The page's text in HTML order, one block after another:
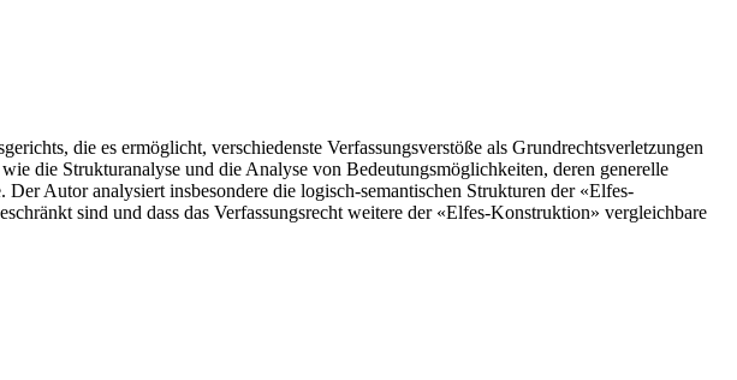
die es ermöglicht, verschiedenste Verfassungsverstöße als Grundrechtsverletzungen
die Strukturanalyse und die Analyse von Bedeutungsmöglichkeiten, deren generelle
Autor analysiert insbesondere die logisch-semantischen Strukturen der «Elfes-
sind und dass das Verfassungsrecht weitere der «Elfes-Konstruktion» vergleichbare